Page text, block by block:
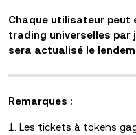
Chaque utilisateur peut
trading universelles par
sera actualisé le
Remarques :
1. Les tickets à tokens